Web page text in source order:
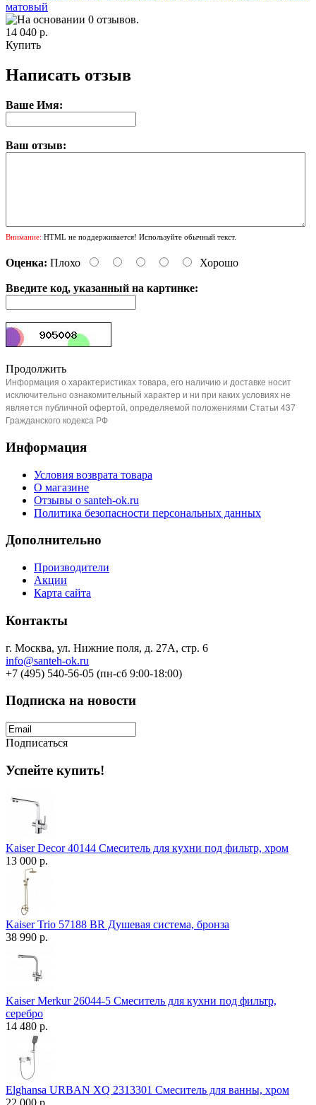
матовый
14 040 р.
Купить
Написать отзыв
Ваше Имя:
Ваш отзыв:
Внимание: HTML не поддерживается! Используйте обычный текст.
Оценка: Плохо Хорошо
Введите код, указанный на картинке:
Продолжить
Информация о характеристиках товара, его наличию и доставке носит
исключительно ознакомительный характер и ни при каких условиях не
является публичной офертой, определяемой положениями Статьи 437
Гражданского кодекса РФ
Информация
Условия возврата товара
О магазине
Отзывы о santeh-ok.ru
Политика безопасности персональных данных
Дополнительно
Производители
Акции
Карта сайта
Контакты
г. Москва, ул. Нижние поля, д. 27А, стр. 6
info@santeh-ok.ru
+7 (495) 540-56-05 (пн-сб 9:00-18:00)
Подписка на новости
Подписаться
Успейте купить!
Kaiser Decor 40144 Смеситель для кухни под фильтр, хром
13 000 р.
Kaiser Trio 57188 BR Душевая система, бронза
38 990 р.
Kaiser Merkur 26044-5 Смеситель для кухни под фильтр,
серебро
14 480 р.
Elghansa URBAN XQ 2313301 Смеситель для ванны, хром